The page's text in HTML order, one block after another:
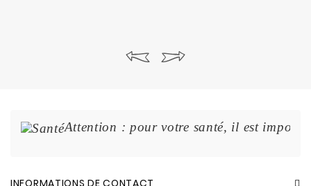
Attention : pour votre santé, il est